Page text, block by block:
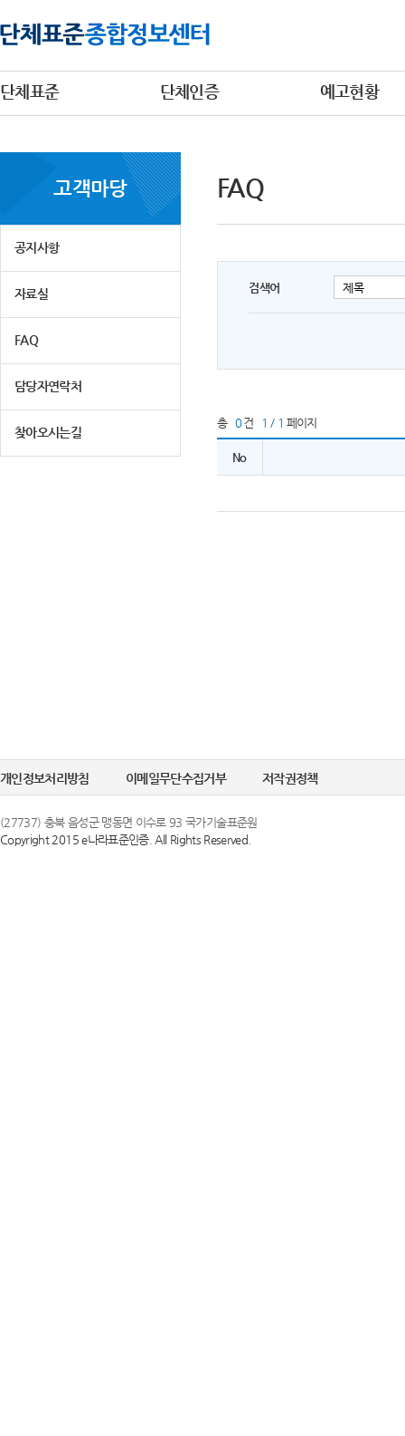
단체표준 단체인증 예고현황
고객마당
공지사항
자료실
FAQ
담당자연락처
찾아오시는길
FAQ
검색어
총 0건 1 / 1 페이지
No
개인정보처리방침 이메일무단수집거부 저작권정책
(27737) 충북 음성군 맹동면 이수로 93 국가기술표준원
Copyright 2015 e나라표준인증. All Rights Reserved.